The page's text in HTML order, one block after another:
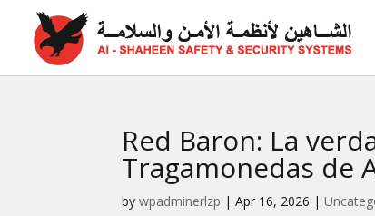
Red Baron: La
Tragamonedas de
bywpadminerlzp |Apr 16, 2026 |